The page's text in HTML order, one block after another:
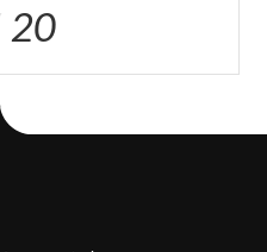
20